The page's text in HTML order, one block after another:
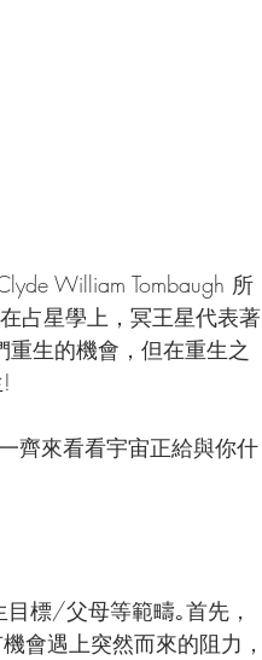
William Tombaugh 所
占星學上，冥王星代表著
生的機會，但在重生之
齊來看看宇宙正給與你什
標/父母等範疇｡首先，
會遇上突然而來的阻力，